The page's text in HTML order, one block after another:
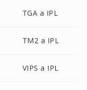
TGA a IPL
TM2 a IPL
VIPS a IPL